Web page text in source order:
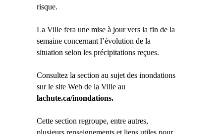
risque.
La Ville fera une mise à jour vers la fin de la
semaine concernant l’évolution de la
situation selon les précipitations reçues.
Consultez la section au sujet des inondations
sur le site Web de la Ville au
lachute.ca/inondations.
Cette section regroupe, entre autres,
plusieurs renseignements et liens utiles pour